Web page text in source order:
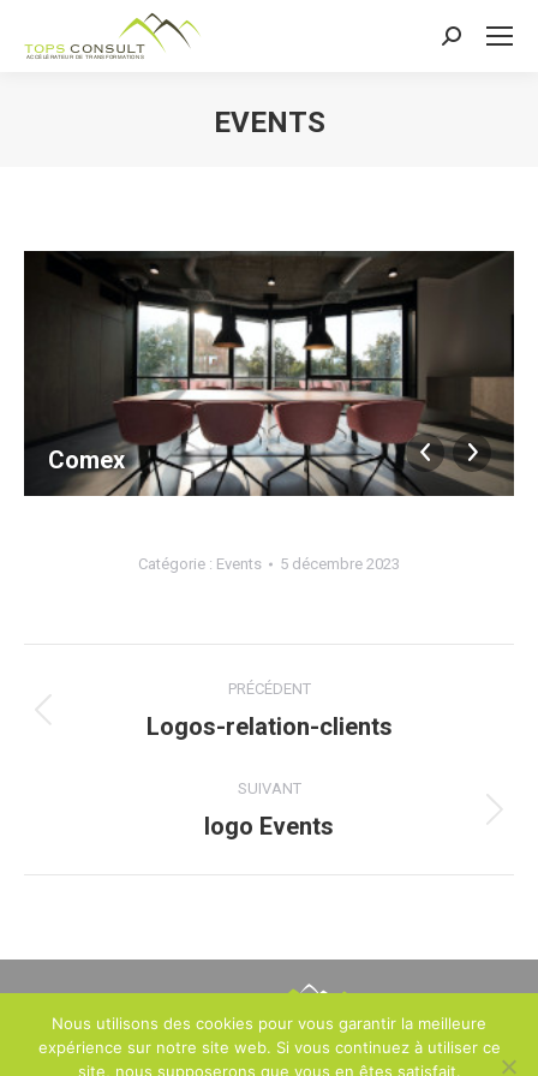
Recherche
EVENTS
Comex
Catégorie : Events 5 décembre 2023
album
PRÉCÉDENT
Album
:
Logos-relation-clients
SUIVANT
Album
logo Events
2, avenue des Ternes – 75017 PARIS – France -Mentions légales-
Nous utilisons des cookies pour vous garantir la meilleure
expérience sur notre site web. Si vous continuez à utiliser ce
site, nous supposerons que vous en êtes satisfait.